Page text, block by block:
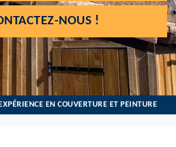
NOUS !
EN COUVERTURE ET PEINTURE